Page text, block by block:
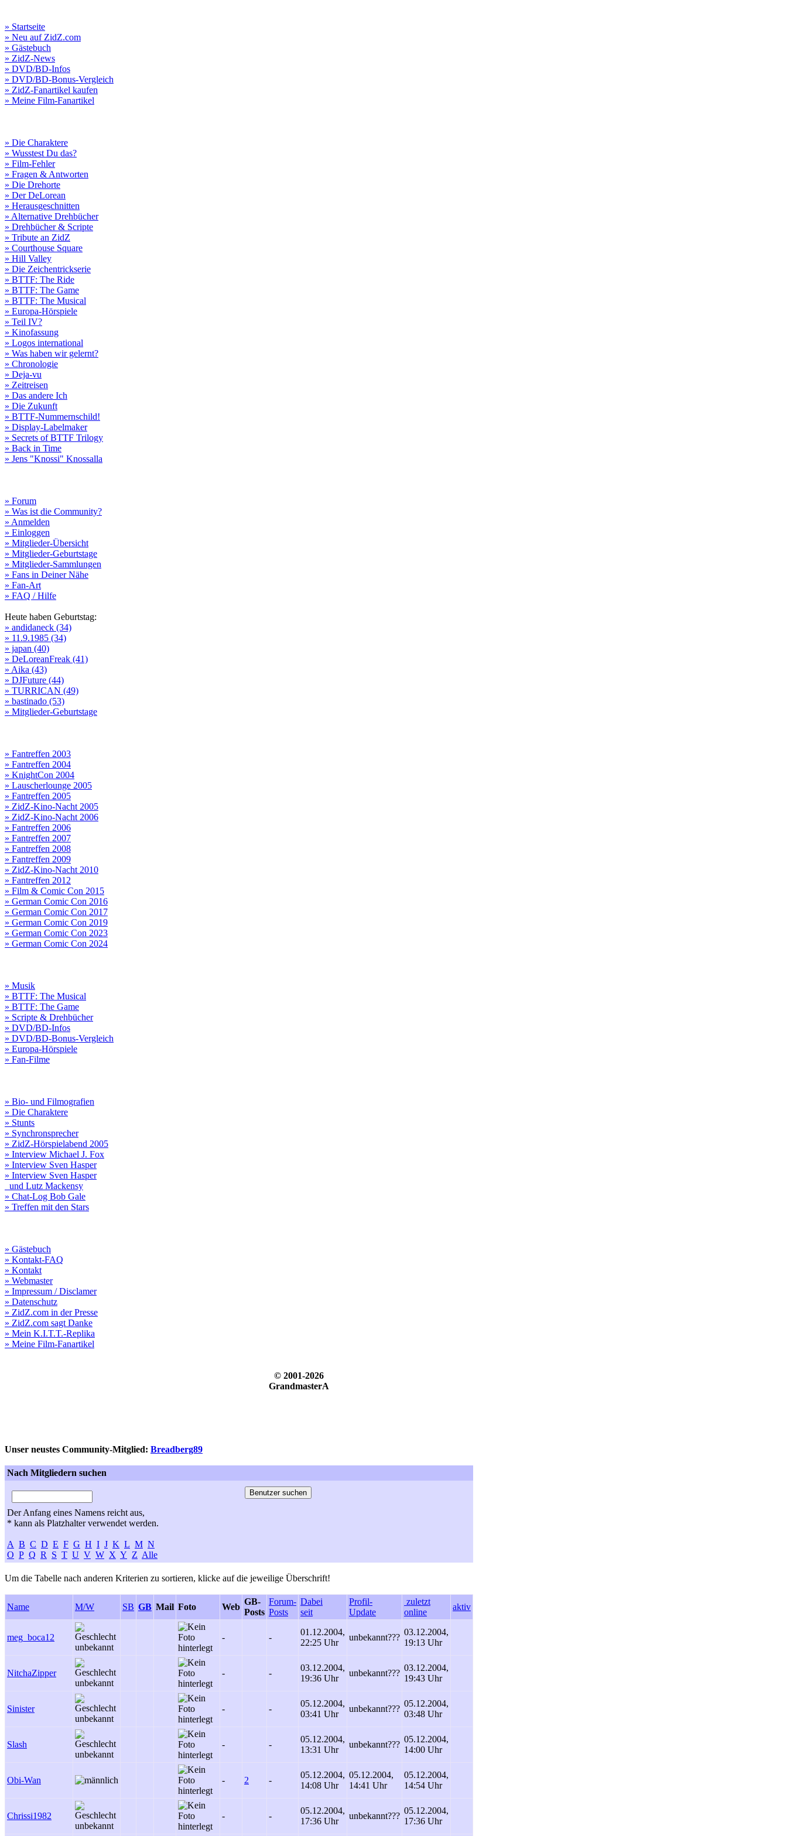
» Startseite
» Neu auf ZidZ.com
» Gästebuch
» ZidZ-News
» DVD/BD-Infos
» DVD/BD-Bonus-Vergleich
» ZidZ-Fanartikel kaufen
» Meine Film-Fanartikel
» Die Charaktere
» Wusstest Du das?
» Film-Fehler
» Fragen & Antworten
» Die Drehorte
» Der DeLorean
» Herausgeschnitten
» Alternative Drehbücher
» Drehbücher & Scripte
» Tribute an ZidZ
» Courthouse Square
» Hill Valley
» Die Zeichentrickserie
» BTTF: The Ride
» BTTF: The Game
» BTTF: The Musical
» Europa-Hörspiele
» Teil IV?
» Kinofassung
» Logos international
» Was haben wir gelernt?
» Chronologie
» Deja-vu
» Zeitreisen
» Das andere Ich
» Die Zukunft
» BTTF-Nummernschild!
» Display-Labelmaker
» Secrets of BTTF Trilogy
» Back in Time
» Jens "Knossi" Knossalla
» Forum
» Was ist die Community?
» Anmelden
» Einloggen
» Mitglieder-Übersicht
» Mitglieder-Geburtstage
» Mitglieder-Sammlungen
» Fans in Deiner Nähe
» Fan-Art
» FAQ / Hilfe
Heute haben Geburtstag:
» andidaneck (34)
» 11.9.1985 (34)
» japan (40)
» DeLoreanFreak (41)
» Aika (43)
» DJFuture (44)
» TURRICAN (49)
» bastinado (53)
» Mitglieder-Geburtstage
» Fantreffen 2003
» Fantreffen 2004
» KnightCon 2004
» Lauscherlounge 2005
» Fantreffen 2005
» ZidZ-Kino-Nacht 2005
» ZidZ-Kino-Nacht 2006
» Fantreffen 2006
» Fantreffen 2007
» Fantreffen 2008
» Fantreffen 2009
» ZidZ-Kino-Nacht 2010
» Fantreffen 2012
» Film & Comic Con 2015
» German Comic Con 2016
» German Comic Con 2017
» German Comic Con 2019
» German Comic Con 2023
» German Comic Con 2024
» Musik
» BTTF: The Musical
» BTTF: The Game
» Scripte & Drehbücher
» DVD/BD-Infos
» DVD/BD-Bonus-Vergleich
» Europa-Hörspiele
» Fan-Filme
» Bio- und Filmografien
» Die Charaktere
» Stunts
» Synchronsprecher
» ZidZ-Hörspielabend 2005
» Interview Michael J. Fox
» Interview Sven Hasper
» Interview Sven Hasper
und Lutz Mackensy
» Chat-Log Bob Gale
» Treffen mit den Stars
» Gästebuch
» Kontakt-FAQ
» Kontakt
» Webmaster
» Impressum / Disclamer
» Datenschutz
» ZidZ.com in der Presse
» ZidZ.com sagt Danke
» Mein K.I.T.T.-Replika
» Meine Film-Fanartikel
© 2001-2026
GrandmasterA
Unser neustes Community-Mitglied: Breadberg89
Nach Mitgliedern suchen
Der Anfang eines Namens reicht aus,
* kann als Platzhalter verwendet werden.
A B C D E F G H I J K L M N
O P Q R S T U V W X Y Z Alle
Um die Tabelle nach anderen Kriterien zu sortieren, klicke auf die jeweilige Überschrift!
Name M/W SB GB Mail Foto Web
GB-
Posts
Forum-
Posts
Dabei
seit
Profil-
Update
zuletzt
online
aktiv
meg_boca12 - -
01.12.2004,
22:25 Uhr
unbekannt???
03.12.2004,
19:13 Uhr
NitchaZipper - -
03.12.2004,
19:36 Uhr
unbekannt???
03.12.2004,
19:43 Uhr
Sinister - -
05.12.2004,
03:41 Uhr
unbekannt???
05.12.2004,
03:48 Uhr
Slash - -
05.12.2004,
13:31 Uhr
unbekannt???
05.12.2004,
14:00 Uhr
Obi-Wan - 2 -
05.12.2004,
14:08 Uhr
05.12.2004,
14:41 Uhr
05.12.2004,
14:54 Uhr
Chrissi1982 - -
05.12.2004,
17:36 Uhr
unbekannt???
05.12.2004,
17:36 Uhr